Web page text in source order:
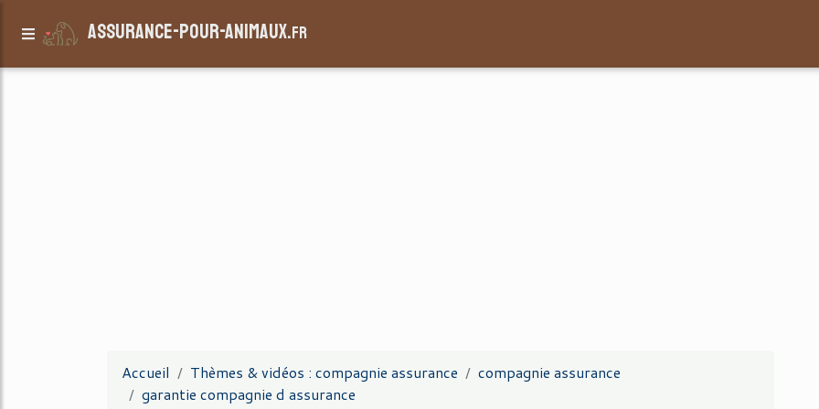
assurance-pour-animaux.fr
Accueil Thèmes & vidéos : compagnie assurance
compagnie assurance
garantie compagnie d assurance